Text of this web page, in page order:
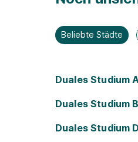
Beliebte Städte
Duales Studium
Duales Studium
Duales Studium